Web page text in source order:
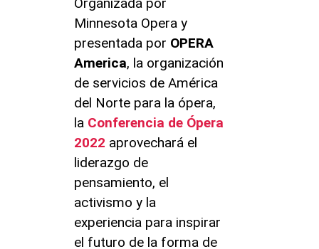
Minnesota Opera y
presentada por OPERA
America, la organización
de servicios de América
del Norte para la ópera,
la Conferencia de Ópera
2022 aprovechará el
liderazgo de
pensamiento, el
activismo y la
experiencia para inspirar
el futuro de la forma de